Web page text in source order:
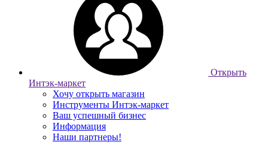
Открыть
Интэк-маркет
Хочу открыть магазин
Инструменты Интэк-маркет
Ваш успешный бизнес
Информация
Наши партнеры!